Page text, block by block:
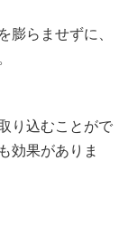
膨らませずに、
り込むことがで
効果がありま